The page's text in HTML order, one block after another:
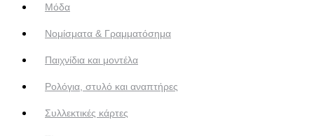
Μόδα
Νομίσματα & Γραμματόσημα
Παιχνίδια και μοντέλα
Ρολόγια, στυλό και αναπτήρες
Συλλεκτικές κάρτες